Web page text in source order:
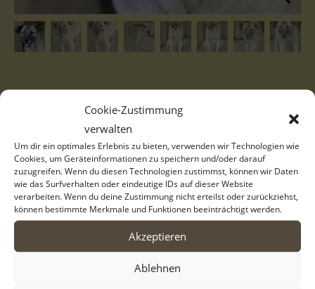
Cookie-Zustimmung
verwalten
Um dir ein optimales Erlebnis zu bieten, verwenden wir Technologien wie
Cookies, um Geräteinformationen zu speichern und/oder darauf
zuzugreifen. Wenn du diesen Technologien zustimmst, können wir Daten
wie das Surfverhalten oder eindeutige IDs auf dieser Website
verarbeiten. Wenn du deine Zustimmung nicht erteilst oder zurückziehst,
können bestimmte Merkmale und Funktionen beeinträchtigt werden.
Akzeptieren
Ablehnen
Bernhard, geb. ca. 01/2022, lebt in GRIECHENLAND, im
städt. Tierheim Serres
Kaum zu glauben, doch der bekannte Moderator und
Entertainer Elton ist der Namenspate für die Welpen
Bernhard und Elton – welch besondere Ehre für